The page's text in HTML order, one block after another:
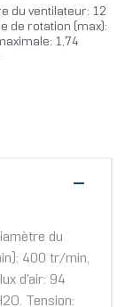
du ventilateur: 12
de rotation (max):
1,74
du
400 tr/min,
d'air: 94
Tension: